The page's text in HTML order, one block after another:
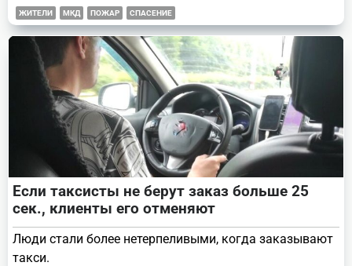
ЖИТЕЛИ МКД ПОЖАР СПАСЕНИЕ
Если таксисты не берут заказ больше 25
сек., клиенты его отменяют
Люди стали более нетерпеливыми, когда заказывают
такси.